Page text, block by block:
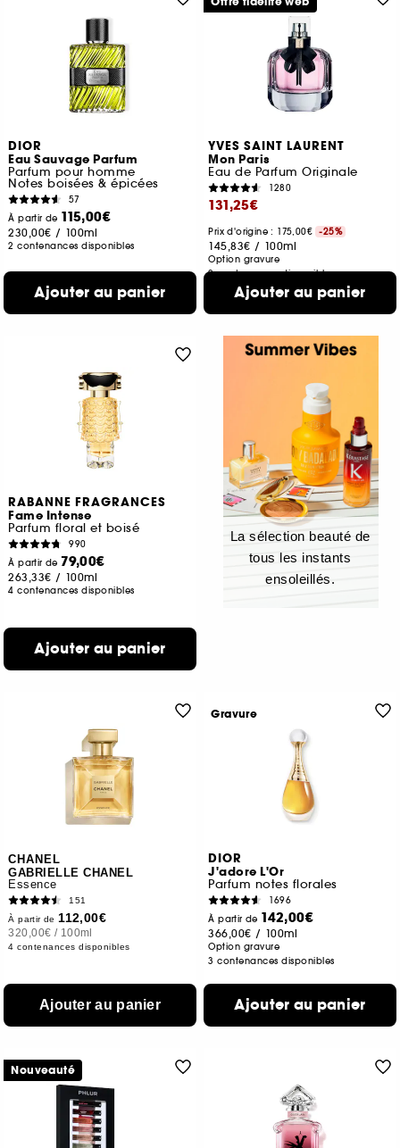
DIOR
Eau Sauvage Parfum
Parfum pour homme
Notes boisées & épicées
57
À partir de 115,00€
230,00€ / 100ml
2 contenances disponibles
Ajouter au panier
YVES SAINT LAURENT
Mon Paris
Eau de Parfum Originale
1280
131,25€
Prix d'origine : 175,00€ -25%
145,83€ / 100ml
Option gravure
2 contenances disponibles
Ajouter au panier
RABANNE FRAGRANCES
Fame Intense
Parfum floral et boisé
990
À partir de 79,00€
263,33€ / 100ml
4 contenances disponibles
Ajouter au panier
La sélection beauté de
tous les instants
ensoleillés.
CHANEL
GABRIELLE CHANEL
Essence
151
À partir de 112,00€
320,00€ / 100ml
4 contenances disponibles
Ajouter au panier
DIOR
J'adore L'Or
Parfum notes florales
1696
À partir de 142,00€
366,00€ / 100ml
Option gravure
3 contenances disponibles
Ajouter au panier
Gravure
Nouveauté